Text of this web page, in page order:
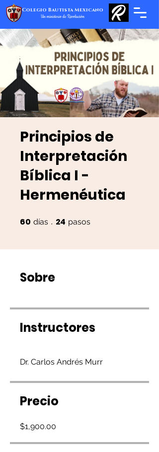
Colegio Bautista Mexicano
Un ministerio de Revolución
Principios de
Interpretación
Bíblica I -
Hermenéutica
60 días 60 días
24 pasos
Sobre
Instructores
Dr. Carlos Andrés Murr
Precio
$1,900.00